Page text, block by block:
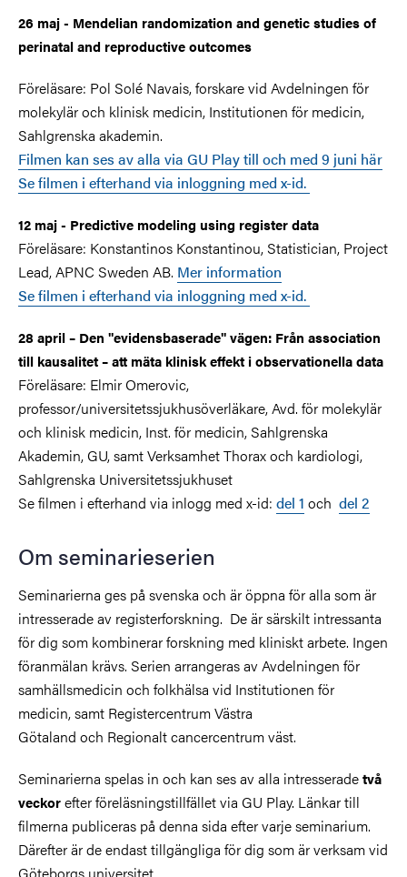
26 maj - Mendelian randomization and genetic studies of
perinatal and reproductive outcomes
Föreläsare: Pol Solé Navais, forskare vid Avdelningen för
molekylär och klinisk medicin, Institutionen för medicin,
Sahlgrenska akademin.
Filmen kan ses av alla via GU Play till och med 9 juni här
Se filmen i efterhand via inloggning med x-id.
12 maj - Predictive modeling using register data
Föreläsare: Konstantinos Konstantinou, Statistician, Project
Lead, APNC Sweden AB. Mer information
Se filmen i efterhand via inloggning med x-id.
28 april – Den "evidensbaserade" vägen: Från association
till kausalitet – att mäta klinisk effekt i observationella data
Föreläsare: Elmir Omerovic,
professor/universitetssjukhusöverläkare, Avd. för molekylär
och klinisk medicin, Inst. för medicin, Sahlgrenska
Akademin, GU, samt Verksamhet Thorax och kardiologi,
Sahlgrenska Universitetssjukhuset
Se filmen i efterhand via inlogg med x-id: del 1 och del 2
Om seminarieserien
Seminarierna ges på svenska och är öppna för alla som är
intresserade av registerforskning. De är särskilt intressanta
för dig som kombinerar forskning med kliniskt arbete. Ingen
föranmälan krävs. Serien arrangeras av Avdelningen för
samhällsmedicin och folkhälsa vid Institutionen för
medicin, samt Registercentrum Västra
Götaland och Regionalt cancercentrum väst.
Seminarierna spelas in och kan ses av alla intresseradetvå
veckorefter föreläsningstillfället via GU Play. Länkar till
filmerna publiceras på denna sida efter varje seminarium.
Därefter är de endast tillgängliga för dig som är verksam vid